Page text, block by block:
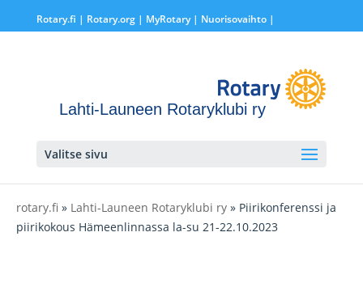
Rotary.fi | Rotary.org| MyRotary | Nuorisovaihto|
Lahti-Launeen Rotaryklubi ry
Valitse sivu
rotary.fi » Lahti-Launeen Rotaryklubi ry » Piirikonferenssi ja
piirikokous Hämeenlinnassa la-su 21-22.10.2023